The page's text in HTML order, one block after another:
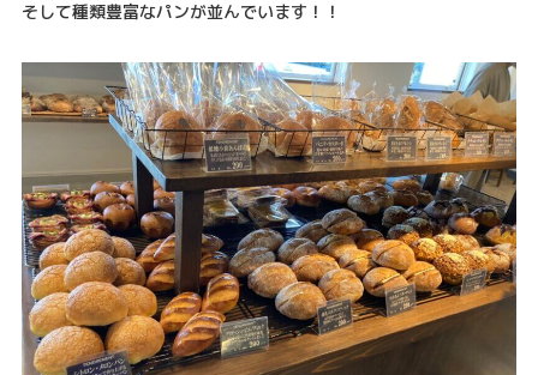
そして種類豊富なパンが並んでいます！！